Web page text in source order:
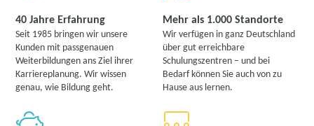
40 Jahre Erfahrung
Seit 1985 bringen wir unsere
Kunden mit passgenauen
Weiterbildungen ans Ziel ihrer
Karriereplanung. Wir wissen
genau, wie Bildung geht.
Mehr als 1.000 Standorte
Wir verfügen in ganz Deutschland
über gut erreichbare
Schulungszentren – und bei
Bedarf können Sie auch von zu
Hause aus lernen.